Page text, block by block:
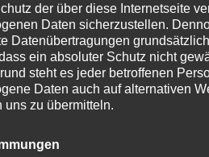
die Privatleute in Auftrag
Schützenfesten oder Festivals.
leisten konnten, sind lange
genutzt wird, wird
Feuerwerk dazu gehört.
der über diese Internetseite
Daten sicherzustellen.
Datenübertragungen
ein absoluter Schutz nicht
steht es jeder betroffenen
Daten auch auf alternativen
uns zu übermitteln.